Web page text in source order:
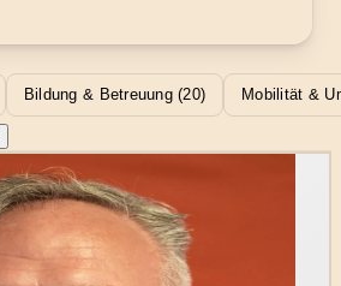
Bildung & Betreuung (20) Mobilität &